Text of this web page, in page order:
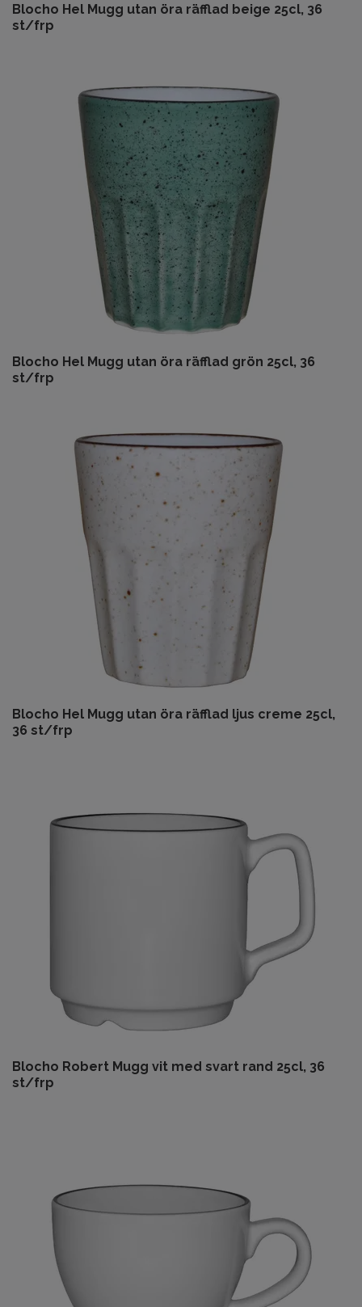
Blocho Hel Mugg utan öra räfflad beige 25cl, 36
st/frp
Blocho Hel Mugg utan öra räfflad grön 25cl, 36
st/frp
Blocho Hel Mugg utan öra räfflad ljus creme 25cl,
36 st/frp
Blocho Robert Mugg vit med svart rand 25cl, 36
st/frp